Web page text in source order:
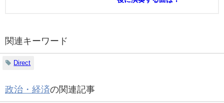
関連キーワード
Direct
政治・経済の関連記事